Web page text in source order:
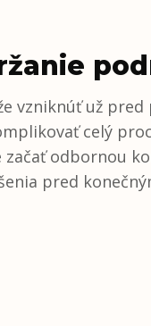
vzniknúť už
celý
začať odbornou
pred